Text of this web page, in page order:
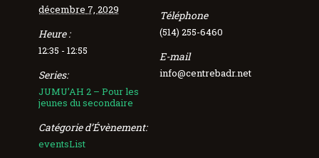
décembre 7, 2029
Heure :
12:35 - 12:55
Series:
JUMU’AH 2 – Pour les
jeunes du secondaire
Catégorie d’Évènement:
eventsList
Téléphone
(514) 255-6460
E-mail
info@centrebadr.net